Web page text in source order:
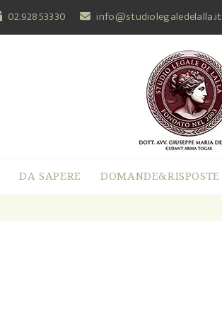
02.92853330 info@studiolegaledelalla.it
DA SAPERE DOMANDE&RISPOSTE